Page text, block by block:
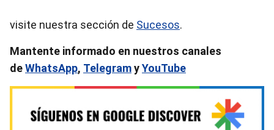
visite nuestra sección de Sucesos.
Mantente informado en nuestros canales
deWhatsApp, TelegramyYouTube